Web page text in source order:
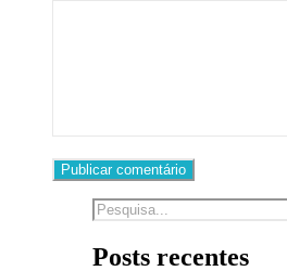
Posts recentes